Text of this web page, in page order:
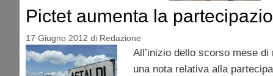
Pictet aumenta la
17 Giugno 2012 di Redazione
All’inizio dello scorso mese
una nota relativa alla